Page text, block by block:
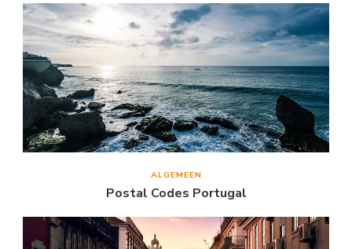
ALGEMEEN
Postal Codes Portugal